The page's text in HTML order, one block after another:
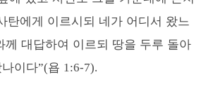
탄에게 이르시되 네가 어디서 왔느
께 대답하여 이르되 땅을 두루 돌아
이다”(욥 1:6-7).